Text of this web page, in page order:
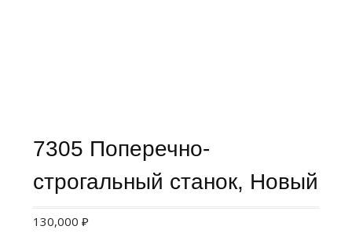
7305 Поперечно-
строгальный станок, Новый
130,000 ₽